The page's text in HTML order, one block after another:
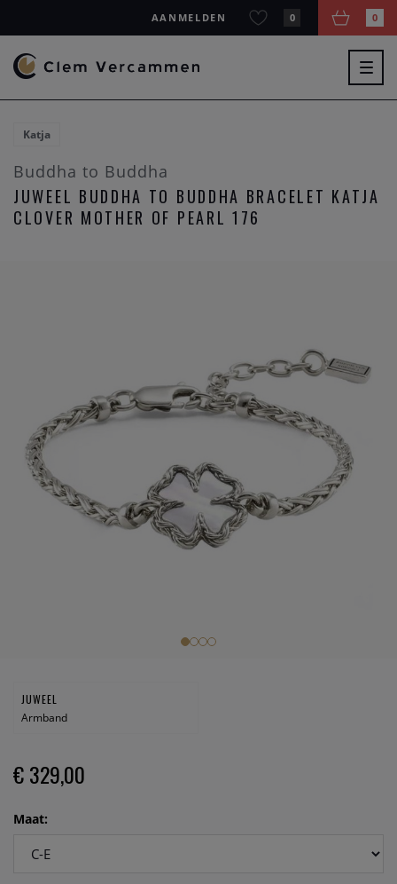
AANMELDEN 0 0
Katja
Buddha to Buddha
JUWEEL BUDDHA TO BUDDHA BRACELET KATJA
CLOVER MOTHER OF PEARL 176
JUWEEL
Armband
€ 329,00
Maat: